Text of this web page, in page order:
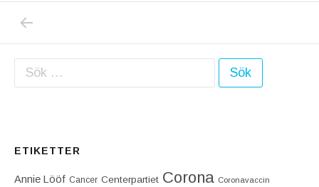
Inläggsnavigering
Sök efter:
ETIKETTER
Annie Lööf Cancer Centerpartiet‎ Corona Coronavaccin